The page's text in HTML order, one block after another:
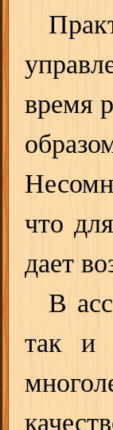
время
что
дает
В
так и